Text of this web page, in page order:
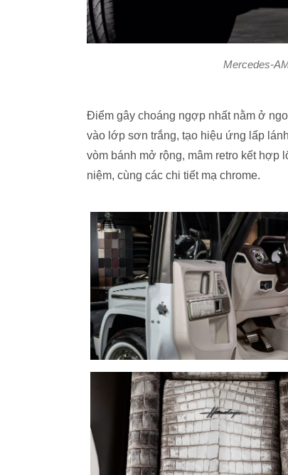
Mercedes-
Điểm gây choáng ngợp nhất nằm ở
vào lớp sơn trắng, tạo hiệu ứng lấp
vòm bánh mở rộng, mâm retro kết hợp
niệm, cùng các chi tiết mạ chrome.